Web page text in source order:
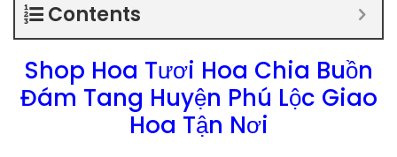
Contents
Shop Hoa Tươi Hoa Chia Buồn
Đám Tang Huyện Phú Lộc Giao
Hoa Tận Nơi